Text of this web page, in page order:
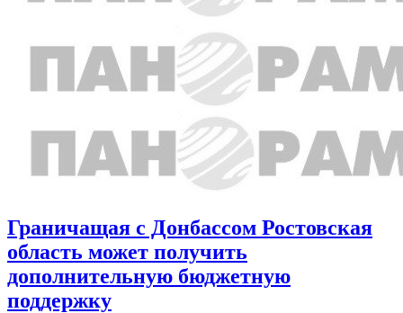
Граничащая с Донбассом Ростовская
область может получить
дополнительную бюджетную
поддержку